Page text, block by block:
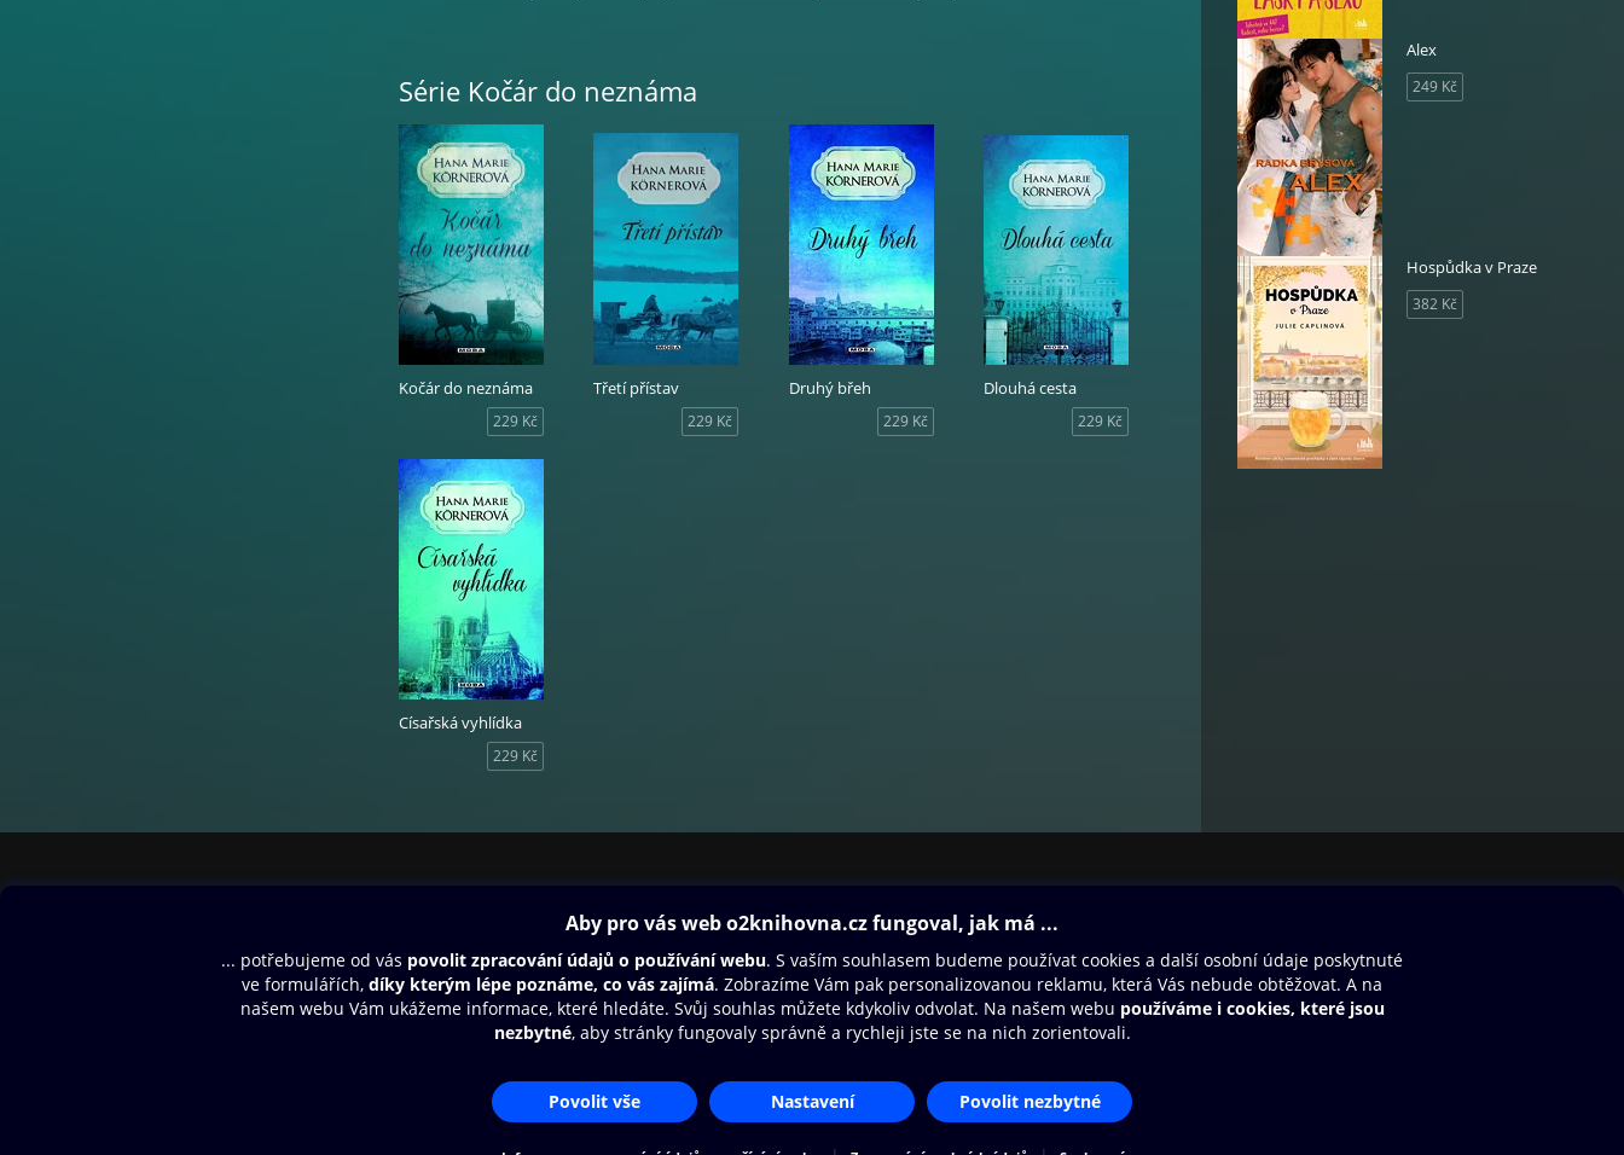
Série Kočár do neznáma
Kočár do neznáma
229 Kč
Třetí přístav
229 Kč
Druhý břeh
229 Kč
Dlouhá cesta
229 Kč
Císařská vyhlídka
229 Kč
Alex
249 Kč
Hospůdka v Praze
382 Kč
Aplikace a hry
SMS/MMS Info
Blog
Dárkový poukaz
Nápověda
Napište nám
Oneplay Originály
Sport
Nákupní řád Přístupnost Zásady zpracování osobních údajů Cookies Nastavení cookies